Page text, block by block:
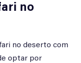
no
no deserto com
optar por